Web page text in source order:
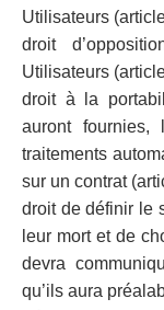
Utilisateurs
droit
Utilisateurs
droit à la
auront fournies,
traitements
sur un contrat
droit de définir le
leur mort et de
devra
qu’ils aura